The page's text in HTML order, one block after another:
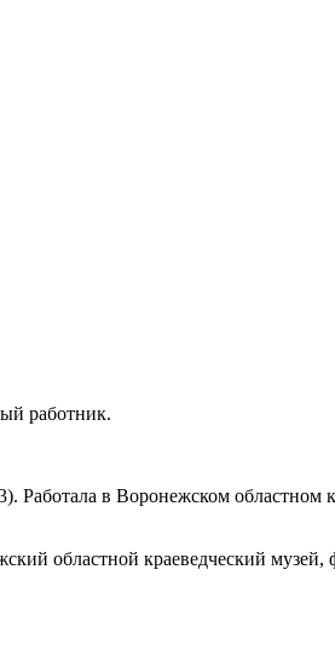
работник.
Работала в Воронежском областном
областной краеведческий музей,